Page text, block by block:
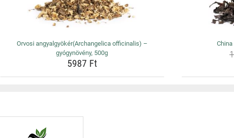
Orvosi angyalgyökér(Archangelica officinalis) –
gyógynövény, 500g
5987 Ft
China